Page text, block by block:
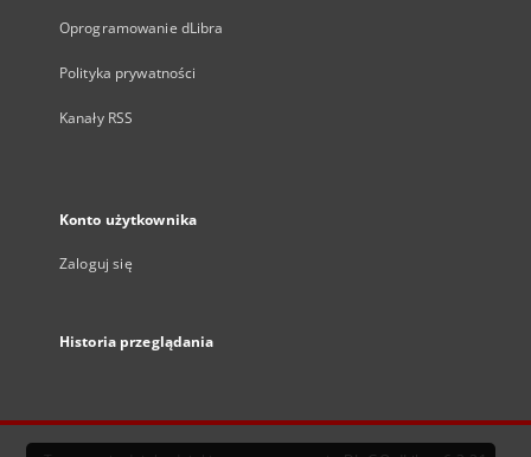
Oprogramowanie dLibra
Polityka prywatności
Kanały RSS
Konto użytkownika
Zaloguj się
Historia przeglądania